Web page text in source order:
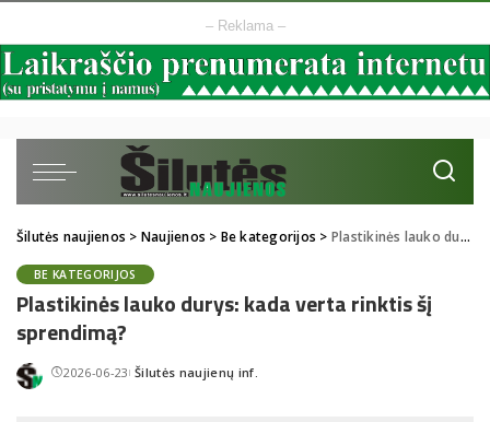
– Reklama –
Šilutės naujienos > Naujienos > Be kategorijos > Plastikinės lauko durys: kada verta rinktis šį sprendimą?
BE KATEGORIJOS
Plastikinės lauko durys: kada verta rinktis šį
sprendimą?
2026-06-23Posted
Šilutės naujienų inf.